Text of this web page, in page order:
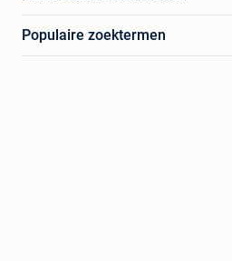
Populaire zoektermen